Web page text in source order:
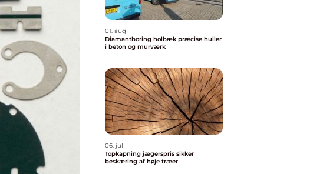
01. aug
Diamantboring holbæk præcise huller
i beton og murværk
06. jul
Topkapning jægerspris sikker
beskæring af høje træer